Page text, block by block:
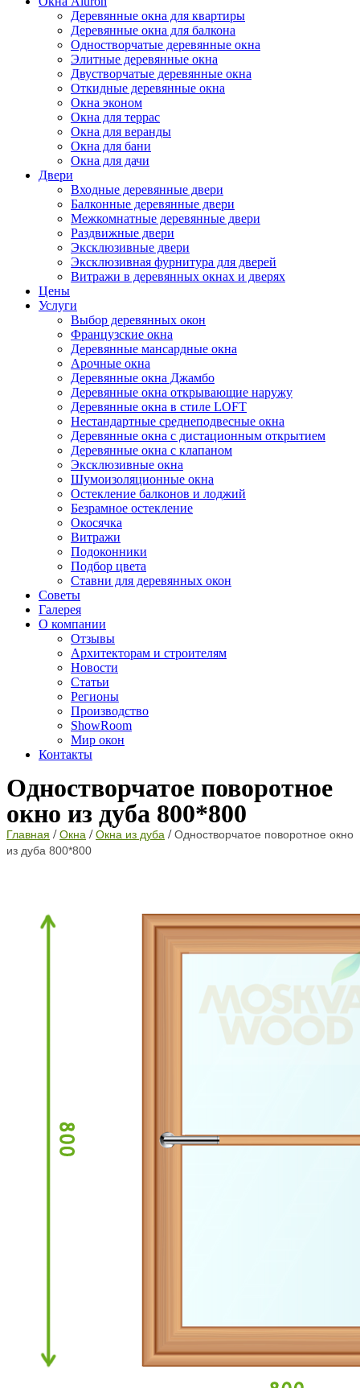
Деревянные окна для квартиры
Деревянные окна для балкона
Одностворчатые деревянные окна
Элитные деревянные окна
Двустворчатые деревянные окна
Откидные деревянные окна
Окна эконом
Окна для террас
Окна для веранды
Окна для бани
Окна для дачи
Двери
Входные деревянные двери
Балконные деревянные двери
Межкомнатные деревянные двери
Раздвижные двери
Эксклюзивные двери
Эксклюзивная фурнитура для дверей
Витражи в деревянных окнах и дверях
Цены
Услуги
Выбор деревянных окон
Французские окна
Деревянные мансардные окна
Арочные окна
Деревянные окна Джамбо
Деревянные окна открывающие наружу
Деревянные окна в стиле LOFT
Нестандартные среднеподвесные окна
Деревянные окна с дистационным открытием
Деревянные окна с клапаном
Эксклюзивные окна
Шумоизоляционные окна
Остекление балконов и лоджий
Безрамное остекление
Окосячка
Витражи
Подоконники
Подбор цвета
Ставни для деревянных окон
Советы
Галерея
О компании
Отзывы
Архитекторам и строителям
Новости
Статьи
Регионы
Производство
ShowRoom
Мир окон
Контакты
Одностворчатое поворотное
окно из дуба 800*800
Главная / Окна / Окна из дуба /Одностворчатое поворотное окно
из дуба 800*800